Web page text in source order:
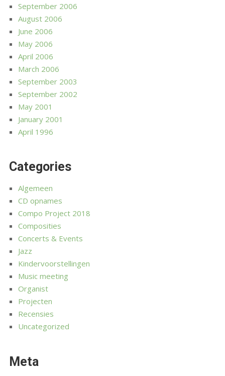
September 2006
August 2006
June 2006
May 2006
April 2006
March 2006
September 2003
September 2002
May 2001
January 2001
April 1996
Categories
Algemeen
CD opnames
Compo Project 2018
Composities
Concerts & Events
Jazz
Kindervoorstellingen
Music meeting
Organist
Projecten
Recensies
Uncategorized
Meta